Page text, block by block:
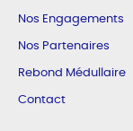
Nos Engagements
Nos Partenaires
Rebond Médullaire
Contact